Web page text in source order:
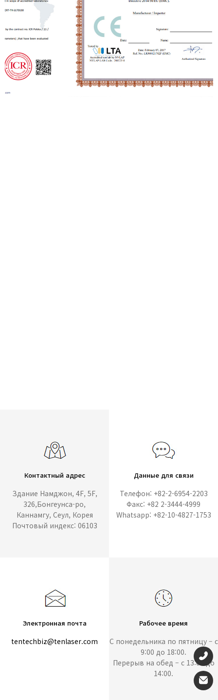
Контактный адрес
Здание Намджон, 4F, 5F,
326,Бонгеунса-ро,
Каннамгу, Сеул, Корея
Почтовый индекс: 06103
Данные для связи
Телефон: +82-2-6954-2203
Факс: +82 2-3444-4999
Whatsapp: +82-10-4827-1753
Электронная почта
tentechbiz@tenlaser.com
Рабочее время
С понедельника по пятницу – с
9:00 до 18:00.
Перерыв на обед – с 13:00 до
14:00.